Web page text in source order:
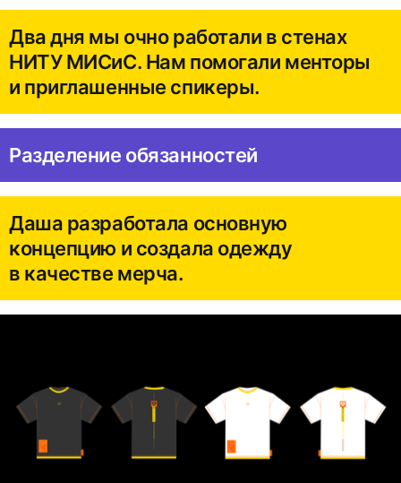
Два дня мы очно работали в стенах
НИТУ МИСиС. Нам помогали менторы
и приглашенные спикеры.
Разделение обязанностей
Даша разработала основную
концепцию и создала одежду
в качестве мерча.